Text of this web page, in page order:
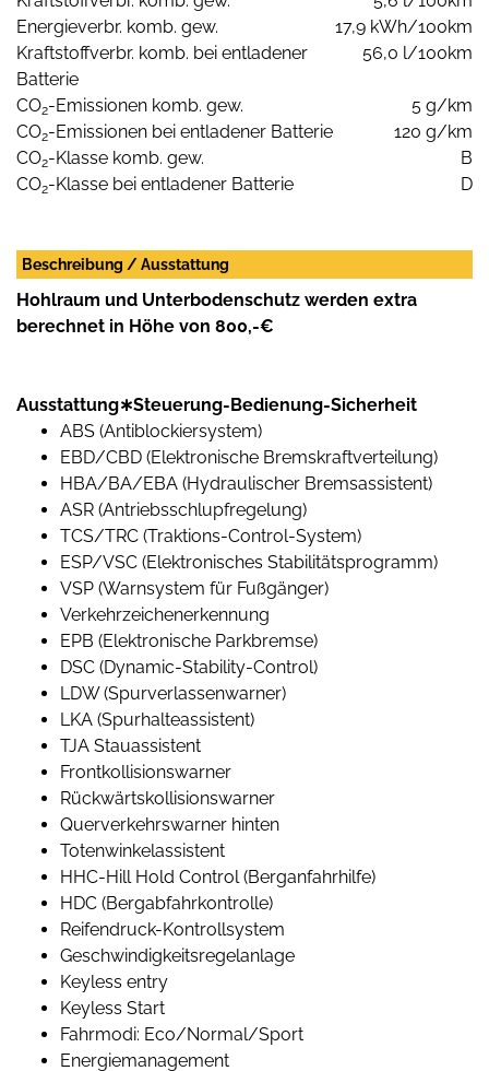
Energieverbr. komb. gew.
17,9 kWh/100km
Kraftstoffverbr. komb. bei entladener
Batterie
56,0 l/100km
CO2-Emissionen komb. gew.
5 g/km
CO2-Emissionen bei entladener Batterie
120 g/km
CO2-Klasse komb. gew.
B
CO2-Klasse bei entladener Batterie D
Beschreibung / Ausstattung
Hohlraum und Unterbodenschutz werden extra
berechnet in Höhe von 800,-€
Ausstattung∗Steuerung-Bedienung-Sicherheit
ABS (Antiblockiersystem)
EBD/CBD (Elektronische Bremskraftverteilung)
HBA/BA/EBA (Hydraulischer Bremsassistent)
ASR (Antriebsschlupfregelung)
TCS/TRC (Traktions-Control-System)
ESP/VSC (Elektronisches Stabilitätsprogramm)
VSP (Warnsystem für Fußgänger)
Verkehrzeichenerkennung
EPB (Elektronische Parkbremse)
DSC (Dynamic-Stability-Control)
LDW (Spurverlassenwarner)
LKA (Spurhalteassistent)
TJA Stauassistent
Frontkollisionswarner
Rückwärtskollisionswarner
Querverkehrswarner hinten
Totenwinkelassistent
HHC-Hill Hold Control (Berganfahrhilfe)
HDC (Bergabfahrkontrolle)
Reifendruck-Kontrollsystem
Geschwindigkeitsregelanlage
Keyless entry
Keyless Start
Fahrmodi: Eco/Normal/Sport
Energiemanagement